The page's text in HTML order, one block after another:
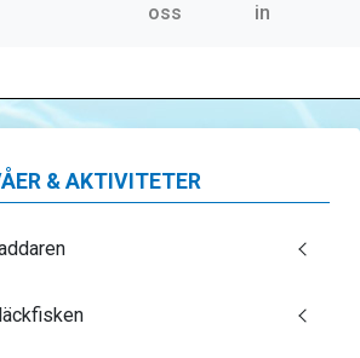
oss
in
& AKTIVITETER